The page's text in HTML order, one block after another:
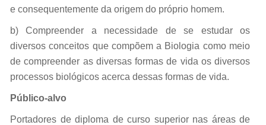
e consequentemente da origem do próprio homem.
b) Compreender a necessidade de se estudar os
diversos conceitos que compõem a Biologia como meio
de compreender as diversas formas de vida os diversos
processos biológicos acerca dessas formas de vida.
Público-alvo
Portadores de diploma de curso superior nas áreas de